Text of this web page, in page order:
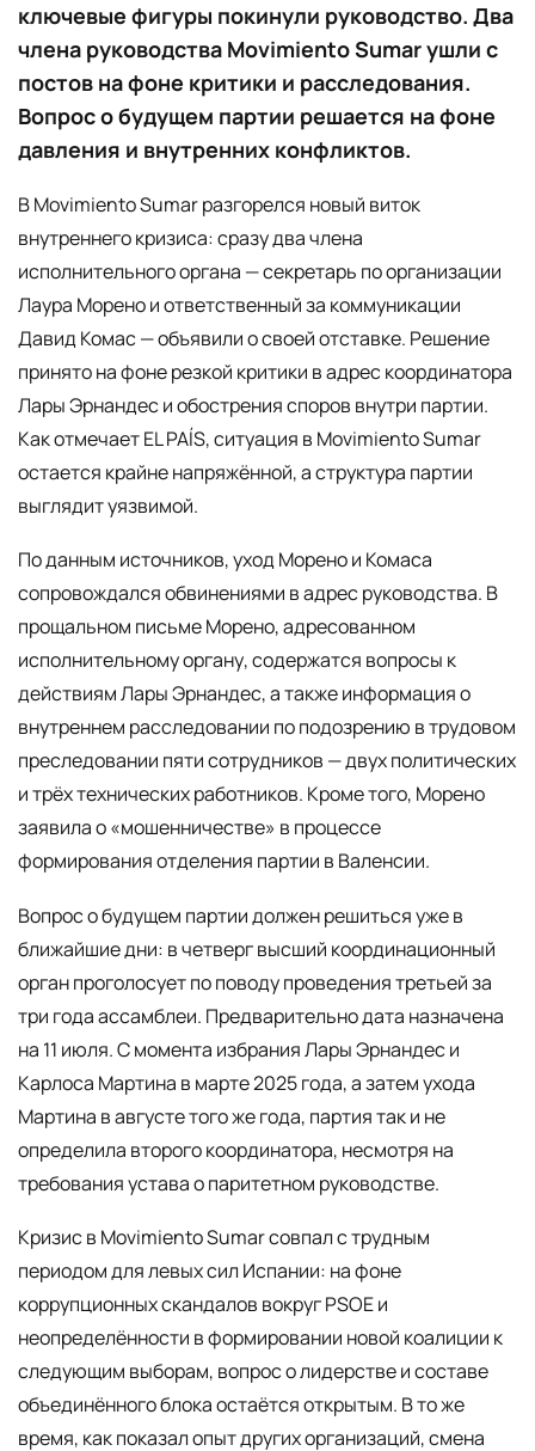
ключевые фигуры покинули руководство. Два
члена руководства Movimiento Sumar ушли с
постов на фоне критики и расследования.
Вопрос о будущем партии решается на фоне
давления и внутренних конфликтов.
В Movimiento Sumar разгорелся новый виток
внутреннего кризиса: сразу два члена
исполнительного органа — секретарь по организации
Лаура Морено и ответственный за коммуникации
Давид Комас — объявили о своей отставке. Решение
принято на фоне резкой критики в адрес координатора
Лары Эрнандес и обострения споров внутри партии.
Как отмечает EL PAÍS, ситуация в Movimiento Sumar
остается крайне напряжённой, а структура партии
выглядит уязвимой.
По данным источников, уход Морено и Комаса
сопровождался обвинениями в адрес руководства. В
прощальном письме Морено, адресованном
исполнительному органу, содержатся вопросы к
действиям Лары Эрнандес, а также информация о
внутреннем расследовании по подозрению в трудовом
преследовании пяти сотрудников — двух политических
и трёх технических работников. Кроме того, Морено
заявила о «мошенничестве» в процессе
формирования отделения партии в Валенсии.
Вопрос о будущем партии должен решиться уже в
ближайшие дни: в четверг высший координационный
орган проголосует по поводу проведения третьей за
три года ассамблеи. Предварительно дата назначена
на 11 июля. С момента избрания Лары Эрнандес и
Карлоса Мартина в марте 2025 года, а затем ухода
Мартина в августе того же года, партия так и не
определила второго координатора, несмотря на
требования устава о паритетном руководстве.
Кризис в Movimiento Sumar совпал с трудным
периодом для левых сил Испании: на фоне
коррупционных скандалов вокруг PSOE и
неопределённости в формировании новой коалиции к
следующим выборам, вопрос о лидерстве и составе
объединённого блока остаётся открытым. В то же
время, как показал опыт других организаций, смена